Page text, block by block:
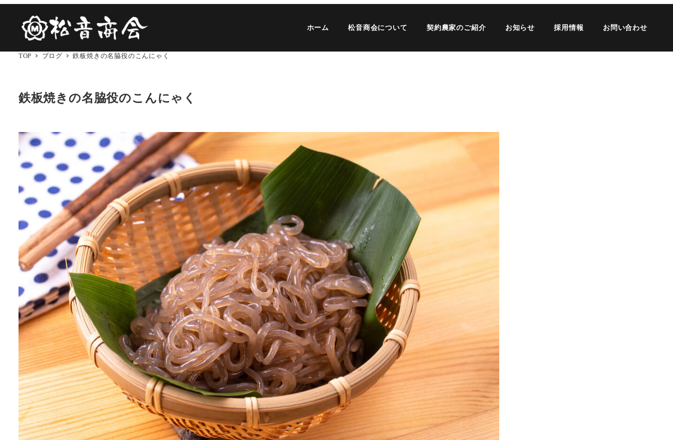
ホーム 松音商会について 契約農家のご紹介 お知らせ 採用情報 お問い合わせ
TOP ブログ 鉄板焼きの名脇役のこんにゃく
鉄板焼きの名脇役のこんにゃく